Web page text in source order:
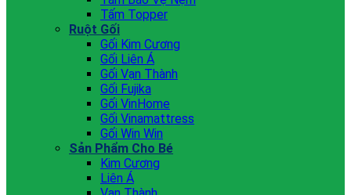
Tấm Topper
Ruột Gối
Gối Kim Cương
Gối Liên Á
Gối Vạn Thành
Gối Fujika
Gối VinHome
Gối Vinamattress
Gối Win Win
Sản Phẩm Cho Bé
Kim Cương
Liên Á